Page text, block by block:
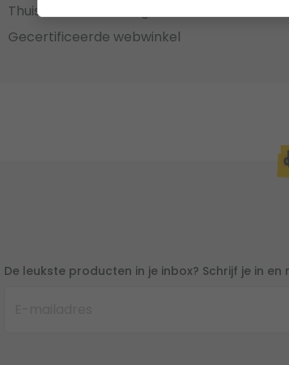
Thuiswinkel Waarborg
Gecertificeerde webwinkel
De leukste producten in je inbox? Schrijf je in